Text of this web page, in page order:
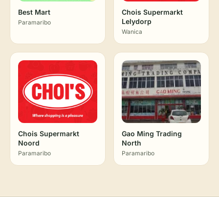
Best Mart
Paramaribo
Chois Supermarkt
Lelydorp
Wanica
Chois Supermarkt
Noord
Paramaribo
Gao Ming Trading
North
Paramaribo